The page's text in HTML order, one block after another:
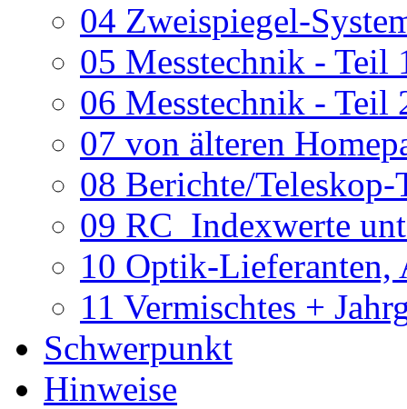
04 Zweispiegel-
05 Messtechnik - Teil
06 Messtechnik - Teil
07 von älteren
08 Berichte/
09 RC_Indexwerte
10 Optik-Lieferanten,
11 Vermischtes +
Schwerpunkt
Hinweise